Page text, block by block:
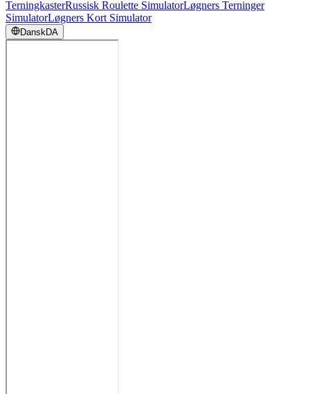
TerningkasterRussisk Roulette SimulatorLøgners Terninger
SimulatorLøgners Kort Simulator
DanskDA